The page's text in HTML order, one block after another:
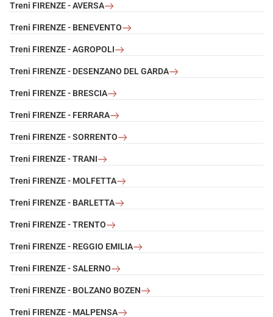
Treni FIRENZE - AVERSA
Treni FIRENZE - BENEVENTO
Treni FIRENZE - AGROPOLI
Treni FIRENZE - DESENZANO DEL GARDA
Treni FIRENZE - BRESCIA
Treni FIRENZE - FERRARA
Treni FIRENZE - SORRENTO
Treni FIRENZE - TRANI
Treni FIRENZE - MOLFETTA
Treni FIRENZE - BARLETTA
Treni FIRENZE - TRENTO
Treni FIRENZE - REGGIO EMILIA
Treni FIRENZE - SALERNO
Treni FIRENZE - BOLZANO BOZEN
Treni FIRENZE - MALPENSA